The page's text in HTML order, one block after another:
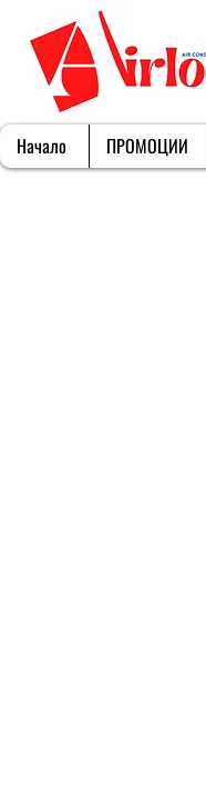
Начало ПРОМОЦИИ